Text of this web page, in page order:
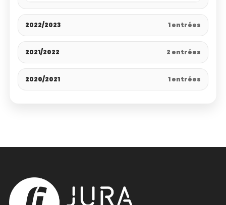
2022/2023 1 entrées
2021/2022 2 entrées
2020/2021 1 entrées